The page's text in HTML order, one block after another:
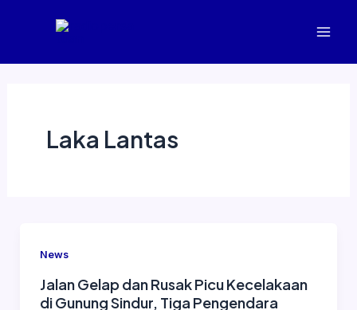
Laka Lantas
News
Jalan Gelap dan Rusak Picu Kecelakaan
di Gunung Sindur, Tiga Pengendara